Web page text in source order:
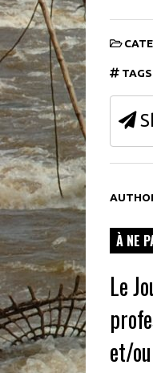
n
o
w
TAGS
À NE
Le
et/